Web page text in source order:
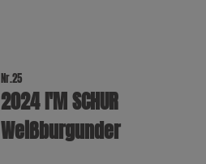
Nr.25
2024 I′M SCHUR
Weißburgunder